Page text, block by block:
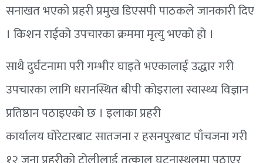
सनाखत भएको प्रहरी प्रमुखडिएसपीपाठकले जानकारी दिए
। किशन राईको उपचारका क्रममा मृत्यु भएको हो ।
साथै दुर्घटनामा परी गम्भीर घाइते भएकालाई उद्धार गरी
उपचारका लागि धरानस्थित बीपी कोइराला स्वास्थ्य विज्ञान
प्रतिष्ठान पठाइएको छ । इलाका प्रहरी
कार्यालयघोरेटारबाटसातजना र हसनपुरबाट पाँचजना गरी